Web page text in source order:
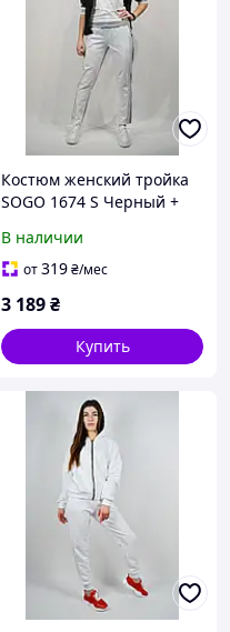
Костюм женский тройка
SOGO 1674 S Черный +
В наличии
от319₴/мес
3 189₴
Купить